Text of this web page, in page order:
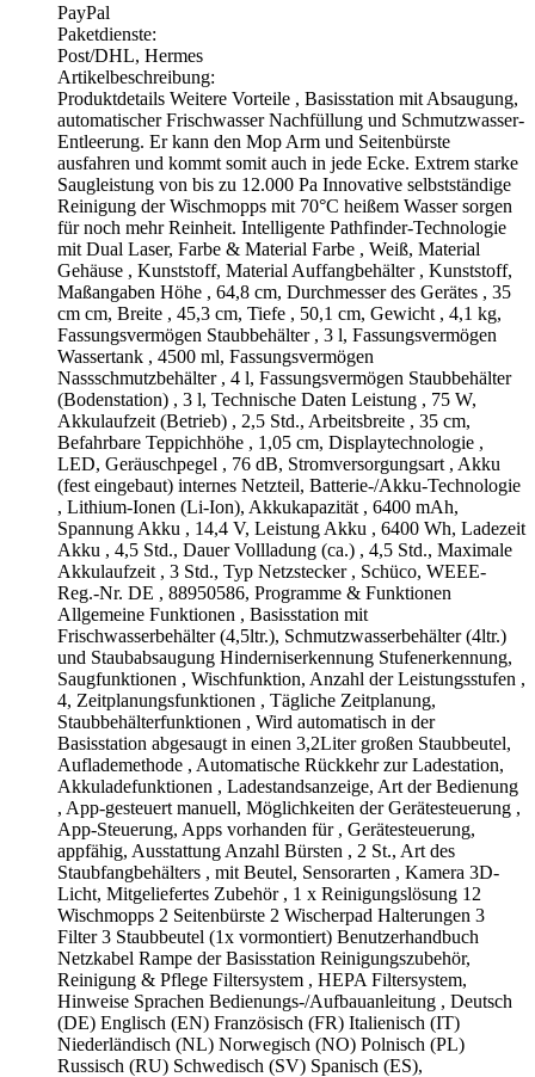
PayPal
Paketdienste:
Post/DHL, Hermes
Artikelbeschreibung:
Produktdetails Weitere Vorteile , Basisstation mit Absaugung,
automatischer Frischwasser Nachfüllung und Schmutzwasser-
Entleerung. Er kann den Mop Arm und Seitenbürste
ausfahren und kommt somit auch in jede Ecke. Extrem starke
Saugleistung von bis zu 12.000 Pa Innovative selbstständige
Reinigung der Wischmopps mit 70°C heißem Wasser sorgen
für noch mehr Reinheit. Intelligente Pathfinder-Technologie
mit Dual Laser, Farbe & Material Farbe , Weiß, Material
Gehäuse , Kunststoff, Material Auffangbehälter , Kunststoff,
Maßangaben Höhe , 64,8 cm, Durchmesser des Gerätes , 35
cm cm, Breite , 45,3 cm, Tiefe , 50,1 cm, Gewicht , 4,1 kg,
Fassungsvermögen Staubbehälter , 3 l, Fassungsvermögen
Wassertank , 4500 ml, Fassungsvermögen
Nassschmutzbehälter , 4 l, Fassungsvermögen Staubbehälter
(Bodenstation) , 3 l, Technische Daten Leistung , 75 W,
Akkulaufzeit (Betrieb) , 2,5 Std., Arbeitsbreite , 35 cm,
Befahrbare Teppichhöhe , 1,05 cm, Displaytechnologie ,
LED, Geräuschpegel , 76 dB, Stromversorgungsart , Akku
(fest eingebaut) internes Netzteil, Batterie-/Akku-Technologie
, Lithium-Ionen (Li-Ion), Akkukapazität , 6400 mAh,
Spannung Akku , 14,4 V, Leistung Akku , 6400 Wh, Ladezeit
Akku , 4,5 Std., Dauer Vollladung (ca.) , 4,5 Std., Maximale
Akkulaufzeit , 3 Std., Typ Netzstecker , Schüco, WEEE-
Reg.-Nr. DE , 88950586, Programme & Funktionen
Allgemeine Funktionen , Basisstation mit
Frischwasserbehälter (4,5ltr.), Schmutzwasserbehälter (4ltr.)
und Staubabsaugung Hinderniserkennung Stufenerkennung,
Saugfunktionen , Wischfunktion, Anzahl der Leistungsstufen ,
4, Zeitplanungsfunktionen , Tägliche Zeitplanung,
Staubbehälterfunktionen , Wird automatisch in der
Basisstation abgesaugt in einen 3,2Liter großen Staubbeutel,
Auflademethode , Automatische Rückkehr zur Ladestation,
Akkuladefunktionen , Ladestandsanzeige, Art der Bedienung
, App-gesteuert manuell, Möglichkeiten der Gerätesteuerung ,
App-Steuerung, Apps vorhanden für , Gerätesteuerung,
appfähig, Ausstattung Anzahl Bürsten , 2 St., Art des
Staubfangbehälters , mit Beutel, Sensorarten , Kamera 3D-
Licht, Mitgeliefertes Zubehör , 1 x Reinigungslösung 12
Wischmopps 2 Seitenbürste 2 Wischerpad Halterungen 3
Filter 3 Staubbeutel (1x vormontiert) Benutzerhandbuch
Netzkabel Rampe der Basisstation Reinigungszubehör,
Reinigung & Pflege Filtersystem , HEPA Filtersystem,
Hinweise Sprachen Bedienungs-/Aufbauanleitung , Deutsch
(DE) Englisch (EN) Französisch (FR) Italienisch (IT)
Niederländisch (NL) Norwegisch (NO) Polnisch (PL)
Russisch (RU) Schwedisch (SV) Spanisch (ES),